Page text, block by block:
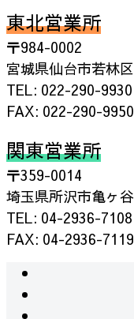
東北営業所
〒984-0002
宮城県仙台市若林
TEL: 022-290-9930
FAX: 022-290-9950
関東営業所
〒359-0014
埼玉県所沢市亀ヶ
TEL: 04-2936-7108
FAX: 04-2936-7119